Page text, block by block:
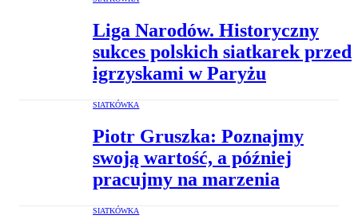
Liga Narodów. Historyczny
sukces polskich siatkarek przed
igrzyskami w Paryżu
SIATKÓWKA
Piotr Gruszka: Poznajmy
swoją wartość, a później
pracujmy na marzenia
SIATKÓWKA